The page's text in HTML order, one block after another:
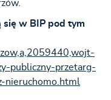
się w BIP pod tym
publiczny-przetarg-
nieruchomo.html